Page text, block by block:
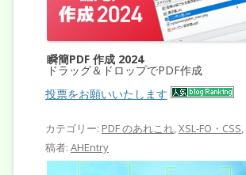
瞬簡PDF 作成 2024
ドラッグ＆ドロップでPDF作成
投票をお願いいたします
カテゴリー: PDF のあれこれ,XSL-FO・CSS,
稿者: AHEntry